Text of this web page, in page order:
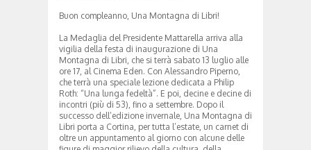
Buon compleanno, Una Montagna di Libri!
La Medaglia del Presidente Mattarella arriva alla
vigilia della festa di inaugurazione di Una
Montagna di Libri, che si terrà sabato 13 luglio alle
ore 17, al Cinema Eden. Con Alessandro Piperno,
che terrà una speciale lezione dedicata a Philip
Roth: “Una lunga fedeltà”. E poi, decine e decine di
incontri (più di 53), fino a settembre. Dopo il
successo dell’edizione invernale, Una Montagna di
Libri porta a Cortina, per tutta l’estate, un carnet di
oltre un appuntamento al giorno con alcune delle